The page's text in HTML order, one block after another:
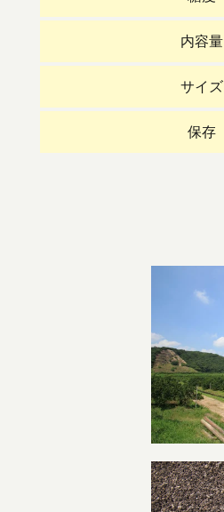
内容量
サイズ
保存